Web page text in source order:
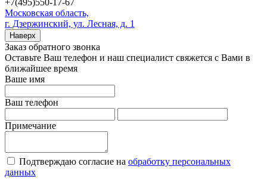
+7(495)550-17-67
Московская область,
г. Дзержинский, ул. Лесная, д. 1
Наверх
Заказ обратного звонка
Оставьте Ваш телефон и наш специалист свяжется с Вами в
ближайшее время
Ваше имя
Ваш телефон
Примечание
Подтверждаю согласие на обработку персональных
данных